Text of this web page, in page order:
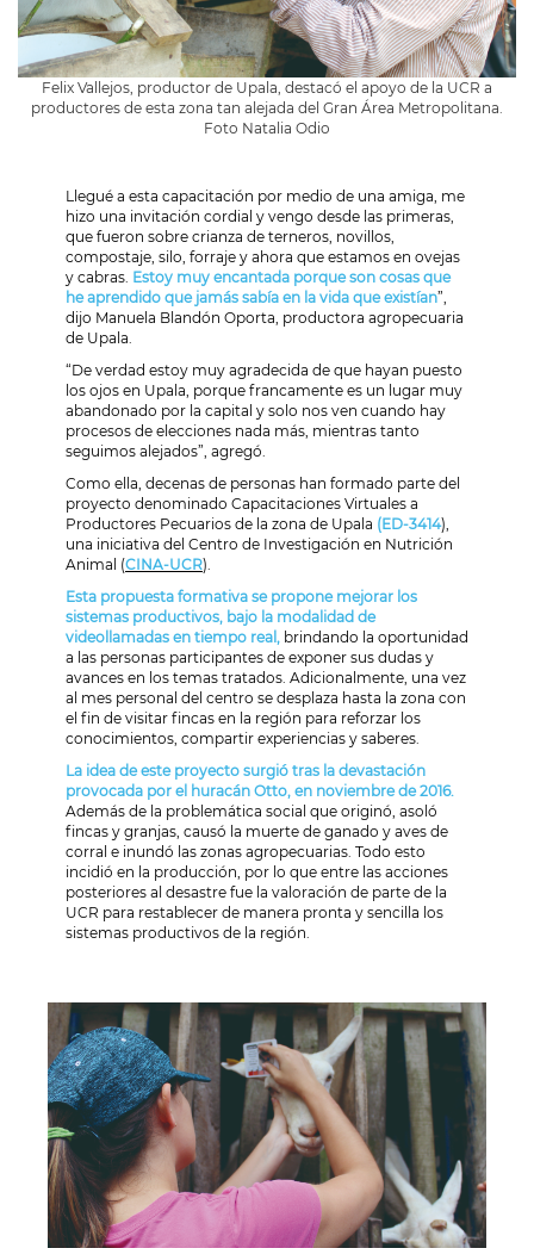
Felix Vallejos, productor de Upala, destacó el apoyo de la UCR a
productores de esta zona tan alejada del Gran Área Metropolitana.
Foto Natalia Odio
Llegué a esta capacitación por medio de una amiga, me
hizo una invitación cordial y vengo desde las primeras,
que fueron sobre crianza de terneros, novillos,
compostaje, silo, forraje y ahora que estamos en ovejas
y cabras. Estoy muy encantada porque son cosas que
he aprendido que jamás sabía en la vida que existían”,
dijo Manuela Blandón Oporta, productora agropecuaria
de Upala.
“De verdad estoy muy agradecida de que hayan puesto
los ojos en Upala, porque francamente es un lugar muy
abandonado por la capital y solo nos ven cuando hay
procesos de elecciones nada más, mientras tanto
seguimos alejados”, agregó.
Como ella, decenas de personas han formado parte del
proyecto denominado Capacitaciones Virtuales a
Productores Pecuarios de la zona de Upala (ED-3414),
una iniciativa del Centro de Investigación en Nutrición
Animal (CINA-UCR).
Esta propuesta formativa se propone mejorar los
sistemas productivos, bajo la modalidad de
videollamadas en tiempo real, brindando la oportunidad
a las personas participantes de exponer sus dudas y
avances en los temas tratados. Adicionalmente, una vez
al mes personal del centro se desplaza hasta la zona con
el fin de visitar fincas en la región para reforzar los
conocimientos, compartir experiencias y saberes.
La idea de este proyecto surgió tras la devastación
provocada por el huracán Otto, en noviembre de 2016.
Además de la problemática social que originó, asoló
fincas y granjas, causó la muerte de ganado y aves de
corral e inundó las zonas agropecuarias. Todo esto
incidió en la producción, por lo que entre las acciones
posteriores al desastre fue la valoración de parte de la
UCR para restablecer de manera pronta y sencilla los
sistemas productivos de la región.